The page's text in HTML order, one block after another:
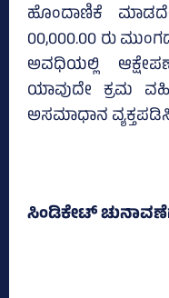
ಹೊಂದಾಣಿಕೆ
00,000.00 ರು
ಅವಧಿಯಲ್ಲಿ
ಯಾವುದೇ ಕ್ರಮ
ಅಸಮಾಧಾನ
ಸಿಂಡಿಕೇಟ್‌